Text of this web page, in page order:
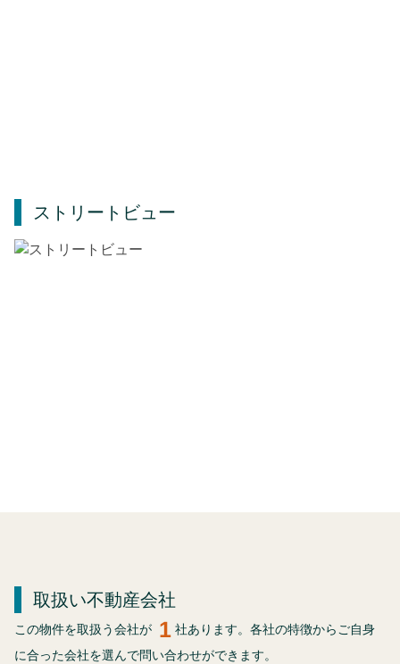
ストリートビュー
取扱い不動産会社
この物件を取扱う会社が 1 社あります。各社の特徴からご自身
に合った会社を選んで問い合わせができます。